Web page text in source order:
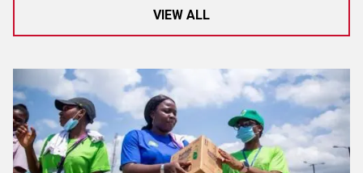
VIEW ALL